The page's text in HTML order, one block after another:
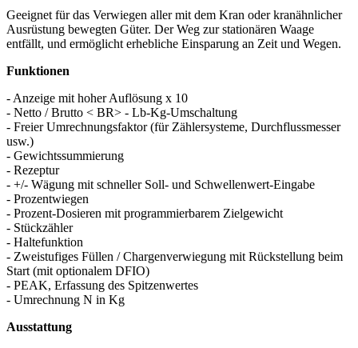
Geeignet für das Verwiegen aller mit dem Kran oder kranähnlicher
Ausrüstung bewegten Güter. Der Weg zur stationären Waage
entfällt, und ermöglicht erhebliche Einsparung an Zeit und Wegen.
Funktionen
- Anzeige mit hoher Auflösung x 10
- Netto / Brutto < BR> - Lb-Kg-Umschaltung
- Freier Umrechnungsfaktor (für Zählersysteme, Durchflussmesser
usw.)
- Gewichtssummierung
- Rezeptur
- +/- Wägung mit schneller Soll- und Schwellenwert-Eingabe
- Prozentwiegen
- Prozent-Dosieren mit programmierbarem Zielgewicht
- Stückzähler
- Haltefunktion
- Zweistufiges Füllen / Chargenverwiegung mit Rückstellung beim
Start (mit optionalem DFIO)
- PEAK, Erfassung des Spitzenwertes
- Umrechnung N in Kg
Ausstattung